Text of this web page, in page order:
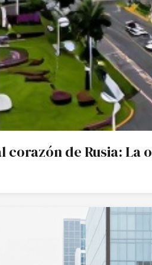
corazón de Rusia: